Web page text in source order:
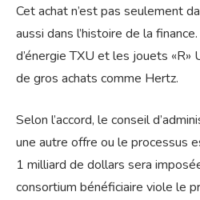
Cet achat n’est pas seulement
aussi dans l’histoire de la
d’énergie TXU et les jouets «R»
de gros achats comme Hertz.
Selon l’accord, le conseil
une autre offre ou le processus
1 milliard de dollars sera
consortium bénéficiaire viole le